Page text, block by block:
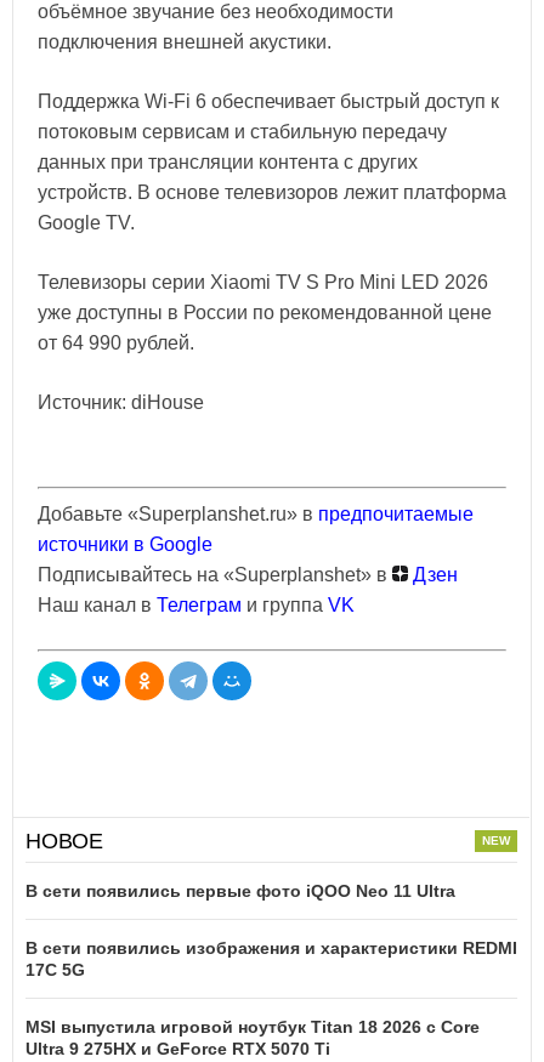
объёмное звучание без необходимости
подключения внешней акустики.
Поддержка Wi-Fi 6 обеспечивает быстрый доступ к
потоковым сервисам и стабильную передачу
данных при трансляции контента с других
устройств. В основе телевизоров лежит платформа
Google TV.
Телевизоры серии Xiaomi TV S Pro Mini LED 2026
уже доступны в России по рекомендованной цене
от 64 990 рублей.
Источник: diHouse
Добавьте «Superplanshet.ru» в предпочитаемые
источники в Google
Подписывайтесь на «Superplanshet» в
Дзен
Наш канал в Телеграм и группа VK
НОВОЕ
В сети появились первые фото iQOO Neo 11 Ultra
В сети появились изображения и характеристики REDMI
17C 5G
MSI выпустила игровой ноутбук Titan 18 2026 с Core
Ultra 9 275HX и GeForce RTX 5070 Ti